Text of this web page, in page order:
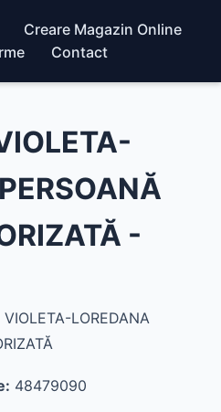
Creare Magazin Online
Contact
-
VIOLETA-LOREDANA
48479090